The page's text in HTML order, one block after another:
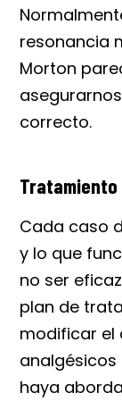
resonancia
Morton
correcto.
Tratamiento
Cada caso
y lo que
no ser
plan de
modificar el
analgésicos
haya